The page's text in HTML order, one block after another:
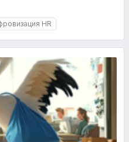
HR